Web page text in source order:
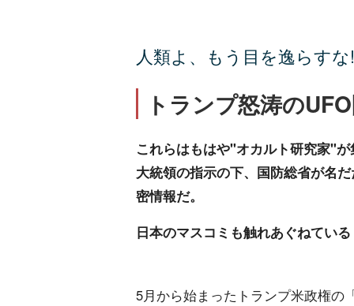
人類よ、もう目を逸らすな!
トランプ怒涛の
これらはもはや"オカルト研究家"
大統領の指示の下、国防総省が名
密情報だ。
日本のマスコミも触れあぐねてい
5月から始まったトランプ米政権の